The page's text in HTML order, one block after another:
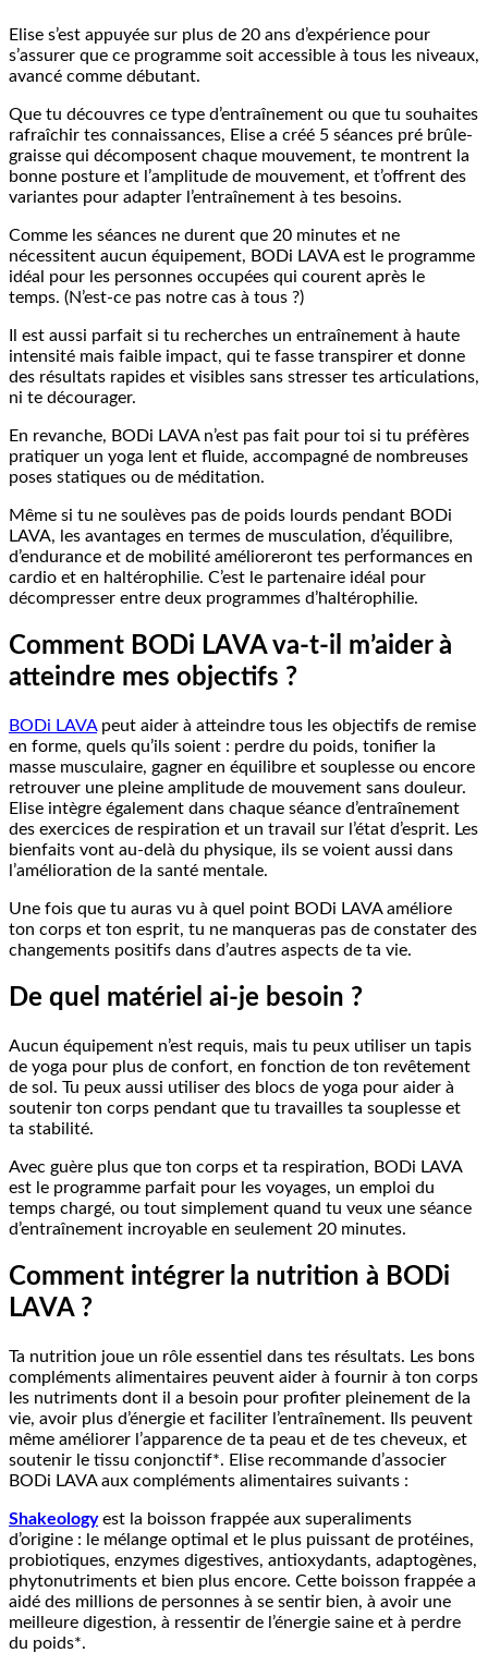
Elise s’est appuyée sur plus de 20 ans d’expérience pour
s’assurer que ce programme soit accessible à tous les niveaux,
avancé comme débutant.
Que tu découvres ce type d’entraînement ou que tu souhaites
rafraîchir tes connaissances, Elise a créé 5 séances pré brûle-
graisse qui décomposent chaque mouvement, te montrent la
bonne posture et l’amplitude de mouvement, et t’offrent des
variantes pour adapter l’entraînement à tes besoins.
Comme les séances ne durent que 20 minutes et ne
nécessitent aucun équipement, BODi LAVA est le programme
idéal pour les personnes occupées qui courent après le
temps. (N’est-ce pas notre cas à tous ?)
Il est aussi parfait si tu recherches un entraînement à haute
intensité mais faible impact, qui te fasse transpirer et donne
des résultats rapides et visibles sans stresser tes articulations,
ni te décourager.
En revanche, BODi LAVA n’est pas fait pour toi si tu préfères
pratiquer un yoga lent et fluide, accompagné de nombreuses
poses statiques ou de méditation.
Même si tu ne soulèves pas de poids lourds pendant BODi
LAVA, les avantages en termes de musculation, d’équilibre,
d’endurance et de mobilité amélioreront tes performances en
cardio et en haltérophilie. C’est le partenaire idéal pour
décompresser entre deux programmes d’haltérophilie.
Comment BODi LAVA va-t-il m’aider à
atteindre mes objectifs ?
BODi LAVApeut aider à atteindre tous les objectifs de remise
en forme, quels qu’ils soient : perdre du poids, tonifier la
masse musculaire, gagner en équilibre et souplesse ou encore
retrouver une pleine amplitude de mouvement sans douleur.
Elise intègre également dans chaque séance d’entraînement
des exercices de respiration et un travail sur l’état d’esprit. Les
bienfaits vont au-delà du physique, ils se voient aussi dans
l’amélioration de la santé mentale.
Une fois que tu auras vu à quel point BODi LAVA améliore
ton corps et ton esprit, tu ne manqueras pas de constater des
changements positifs dans d’autres aspects de ta vie.
De quel matériel ai-je besoin ?
Aucun équipement n’est requis, mais tu peux utiliser un tapis
de yoga pour plus de confort, en fonction de ton revêtement
de sol. Tu peux aussi utiliser des blocs de yoga pour aider à
soutenir ton corps pendant que tu travailles ta souplesse et
ta stabilité.
Avec guère plus que ton corps et ta respiration, BODi LAVA
est le programme parfait pour les voyages, un emploi du
temps chargé, ou tout simplement quand tu veux une séance
d’entraînement incroyable en seulement 20 minutes.
Comment intégrer la nutrition à BODi
LAVA ?
Ta nutrition joue un rôle essentiel dans tes résultats. Les bons
compléments alimentaires peuvent aider à fournir à ton corps
les nutriments dont il a besoin pour profiter pleinement de la
vie, avoir plus d’énergie et faciliter l’entraînement. Ils peuvent
même améliorer l’apparence de ta peau et de tes cheveux, et
soutenir le tissu conjonctif*. Elise recommande d’associer
BODi LAVA aux compléments alimentaires suivants :
Shakeologyest la boisson frappée aux superaliments
d’origine : le mélange optimal et le plus puissant de protéines,
probiotiques, enzymes digestives, antioxydants, adaptogènes,
phytonutriments et bien plus encore. Cette boisson frappée a
aidé des millions de personnes à se sentir bien, à avoir une
meilleure digestion, à ressentir de l’énergie saine et à perdre
du poids*.